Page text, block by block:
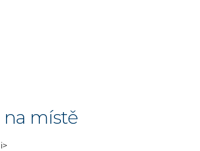
na místě